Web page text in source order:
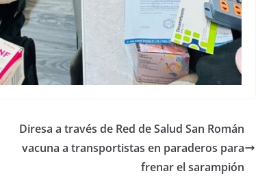
Diresa a través de Red de Salud San Román
vacuna a transportistas en paraderos para
frenar el sarampión